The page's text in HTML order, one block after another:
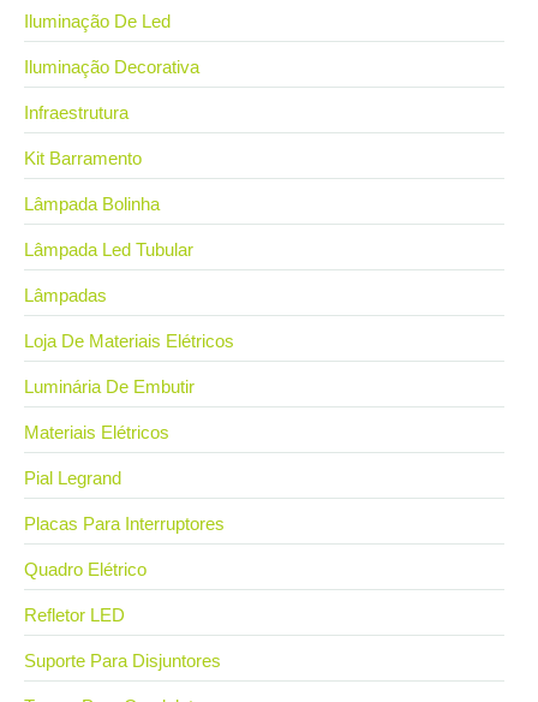
Iluminação De Led
Iluminação Decorativa
Infraestrutura
Kit Barramento
Lâmpada Bolinha
Lâmpada Led Tubular
Lâmpadas
Loja De Materiais Elétricos
Luminária De Embutir
Materiais Elétricos
Pial Legrand
Placas Para Interruptores
Quadro Elétrico
Refletor LED
Suporte Para Disjuntores